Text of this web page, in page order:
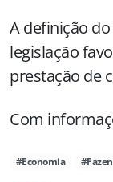
A definição
legislação
prestação de
Com
#Economia